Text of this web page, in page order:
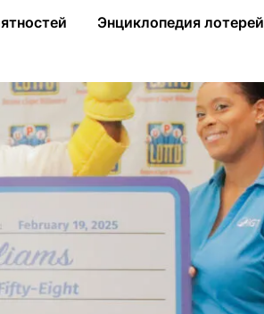
Энциклопедия лотерей